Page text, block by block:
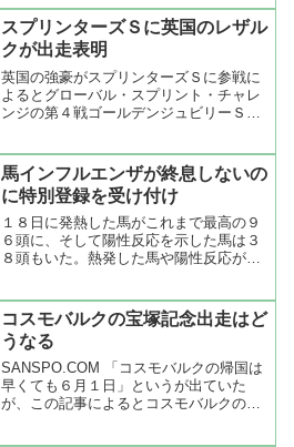
何度もレースリプレイを見たけど、見れ
ば見るほど悔しくなる。だ...
スプリンターズＳに英国のレザル
クが出走表明
英国の強豪がスプリンターズＳに参戦に
よるとグローバル・スプリント・チャレ
ンジの第４戦ゴールデンジュビリーＳの
だ。グローバル・スプリント・チャレン
ジは現在第１戦のライトニン...
馬インフルエンザが終息しないの
に特別登録を受け付け
１８日に発熱した馬がこれまで最高の９
６頭に、そして陽性反応を示した馬は３
８頭もいた。熱発した馬や陽性反応が出
を行った。しかも、陽性反応が出た馬が
登録をしていけないと言う...
コスモバルクの宝塚記念出走はど
うなる
SANSPO.COM 「コスモバルクの帰国は
早くても６月１日」というが出ていた
が、この記事によるとコスモバルクの帰